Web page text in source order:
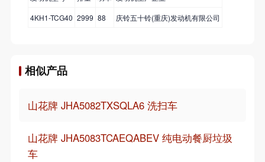
4KH1-TCG40 2999 88 庆铃五十铃(重庆)发动机有限公司
相似产品
山花牌 JHA5082TXSQLA6 洗扫车
山花牌 JHA5083TCAEQABEV 纯电动餐厨垃圾
车